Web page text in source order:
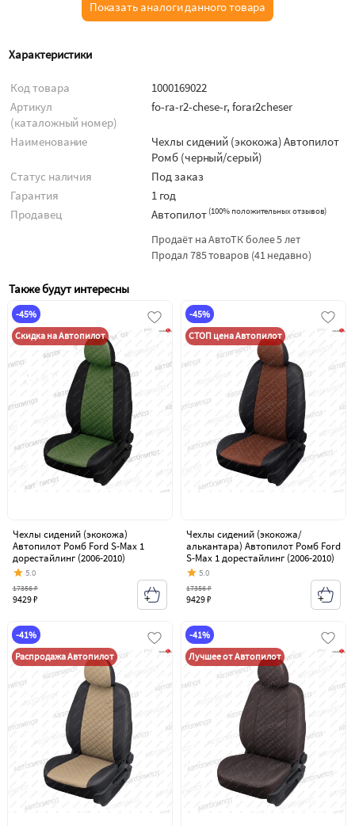
Показать аналоги данного товара
Характеристики
Код товара
1000169022
Артикул
(каталожный номер)
fo-ra-r2-chese-r, forar2cheser
Наименование
Чехлы сидений (экокожа) Автопилот
Ромб (черный/серый)
Статус наличия
Под заказ
Гарантия
1 год
Продавец
Автопилот (100% положительных отзывов)
Продаёт на АвтоТК более 5 лет
Продал 785 товаров (41 недавно)
Также будут интересны
-45%
Скидка на Автопилот
Чехлы сидений (экокожа)
Автопилот Ромб Ford S-Max 1
дорестайлинг (2006-2010)
5.0
9429 ₽
17356 ₽
-45%
СТОП цена Автопилот
Чехлы сидений (экокожа/
алькантара) Автопилот Ромб Ford
S-Max 1 дорестайлинг (2006-2010)
5.0
9429 ₽
17356 ₽
-41%
Распродажа Автопилот
-41%
Лучшее от Автопилот